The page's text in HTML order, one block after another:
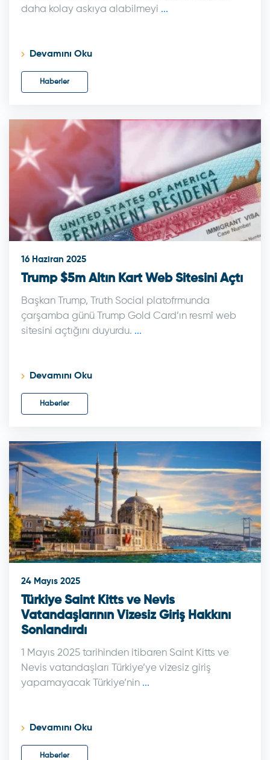
daha kolay askıya alabilmeyi ...
Devamını Oku
Haberler
16 Haziran 2025
Trump $5m Altın Kart Web Sitesini Açtı
Başkan Trump, Truth Social platofrmunda
çarşamba günü Trump Gold Card’ın resmî web
sitesini açtığını duyurdu. ...
Devamını Oku
Haberler
24 Mayıs 2025
Türkiye Saint Kitts ve Nevis
Vatandaşlarının Vizesiz Giriş Hakkını
Sonlandırdı
1 Mayıs 2025 tarihinden itibaren Saint Kitts ve
Nevis vatandaşları Türkiye’ye vizesiz giriş
yapamayacak Türkiye’nin ...
Devamını Oku
Haberler